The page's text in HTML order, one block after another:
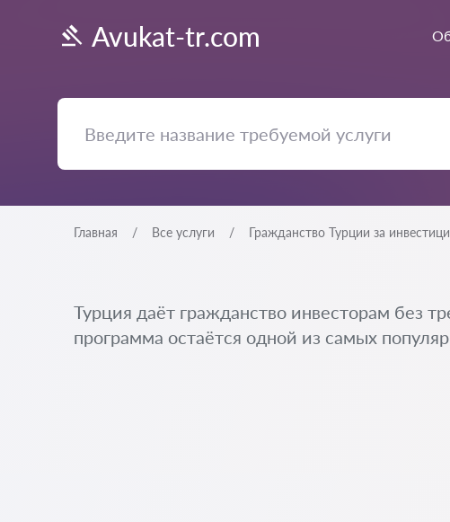
Avukat-tr.com
Главная Все услуги Гражданство Турции за
Турция даёт гражданство инвесторам без
программа остаётся одной из самых